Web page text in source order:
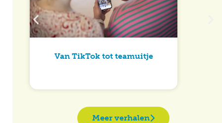
Van TikTok tot teamuitje
Meer verhalen